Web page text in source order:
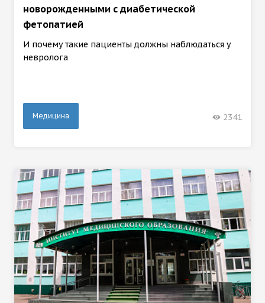
новорожденными с диабетической
фетопатией
И почему такие пациенты должны наблюдаться у
невролога
Медицина 2341